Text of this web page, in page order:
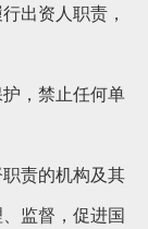
出资人职责，
，禁止任何单
责的机构及其
监督，促进国